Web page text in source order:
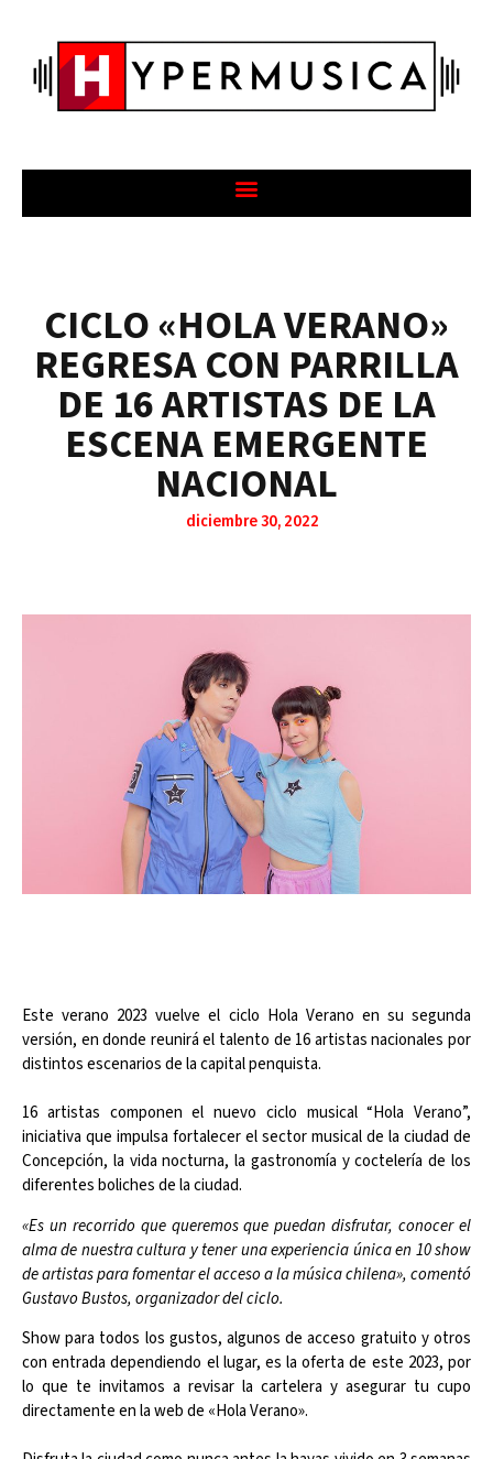
CICLO «HOLA VERANO»
REGRESA CON PARRILLA
DE 16 ARTISTAS DE LA
ESCENA EMERGENTE
NACIONAL
diciembre 30, 2022
Este verano 2023 vuelve el ciclo Hola Verano en su segunda
versión, en donde reunirá el talento de 16 artistas nacionales por
distintos escenarios de la capital penquista.
16 artistas componen el nuevo ciclo musical “Hola Verano”,
iniciativa que impulsa fortalecer el sector musical de la ciudad de
Concepción, la vida nocturna, la gastronomía y coctelería de los
diferentes boliches de la ciudad.
«Es un recorrido que queremos que puedan disfrutar, conocer el
alma de nuestra cultura y tener una experiencia única en 10 show
de artistas para fomentar el acceso a la música chilena», comentó
Gustavo Bustos, organizador del ciclo.
Show para todos los gustos, algunos de acceso gratuito y otros
con entrada dependiendo el lugar, es la oferta de este 2023, por
lo que te invitamos a revisar la cartelera y asegurar tu cupo
directamente en la web de «Hola Verano».